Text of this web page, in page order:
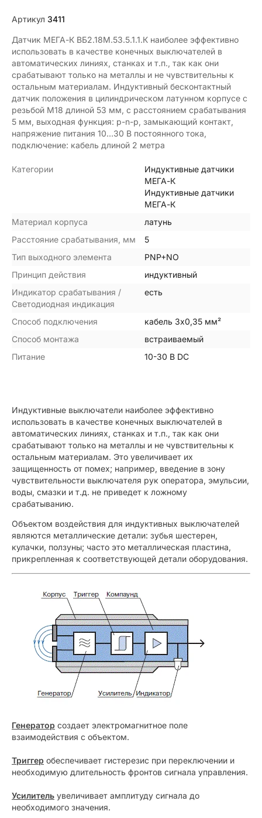
Артикул 3411
Датчик МЕГА-К ВБ2.18М.53.5.1.1.К наиболее эффективно
использовать в качестве конечных выключателей в
автоматических линиях, станках и т.п., так как они
срабатывают только на металлы и не чувствительны к
остальным материалам. Индуктивный бесконтактный
датчик положения в цилиндрическом латунном корпусе с
резьбой М18 длиной 53 мм, с расстоянием срабатывания
5 мм, выходная функция: p-n-p, замыкающий контакт,
напряжение питания 10…30 В постоянного тока,
подключение: кабель длиной 2 метра
Категории
Индуктивные датчики
МЕГА-К
Индуктивные датчики
МЕГА-К
Материал корпуса
латунь
Расстояние срабатывания, мм
5
Тип выходного элемента
PNP+NO
Принцип действия
индуктивный
Индикатор срабатывания /
Светодиодная индикация
есть
Способ подключения
кабель 3х0,35 мм²
Способ монтажа
встраиваемый
Питание
10-30 В DC
Индуктивные выключатели наиболее эффективно
использовать в качестве конечных выключателей в
автоматических линиях, станках и т.п., так как они
срабатывают только на металлы и не чувствительны к
остальным материалам. Это увеличивает их
защищенность от помех; например, введение в зону
чувствительности выключателя рук оператора, эмульсии,
воды, смазки и т.д. не приведет к ложному
срабатыванию.
Объектом воздействия для индуктивных выключателей
являются металлические детали: зубья шестерен,
кулачки, ползуны; часто это металлическая пластина,
прикрепленная к соответствующей детали оборудования.
Генератор создает электромагнитное поле
взаимодействия с объектом.
Триггер обеспечивает гистерезис при переключении и
необходимую длительность фронтов сигнала управления.
Усилитель увеличивает амплитуду сигнала до
необходимого значения.